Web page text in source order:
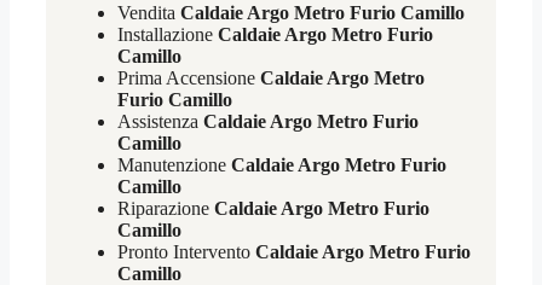
Vendita Caldaie Argo Metro Furio Camillo
Installazione Caldaie Argo Metro Furio
Camillo
Prima Accensione Caldaie Argo Metro
Furio Camillo
Assistenza Caldaie Argo Metro Furio
Camillo
Manutenzione Caldaie Argo Metro Furio
Camillo
Riparazione Caldaie Argo Metro Furio
Camillo
Pronto Intervento Caldaie Argo Metro Furio
Camillo